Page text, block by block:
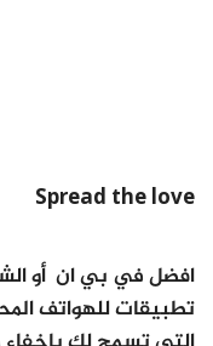
Spread the love
افضل في بي ان أو
تطبيقات للهواتف